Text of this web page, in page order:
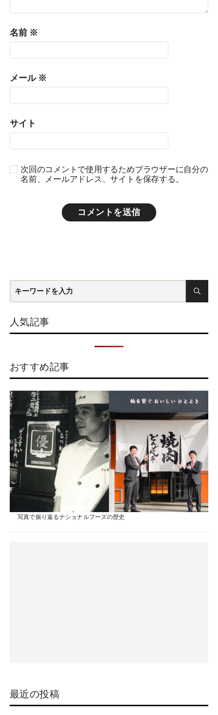
名前 ※
メール ※
サイト
次回のコメントで使用するためブラウザーに自分の
名前、メールアドレス、サイトを保存する。
人気記事
おすすめ記事
写真で振り返るナショナルフーズの歴史
最近の投稿